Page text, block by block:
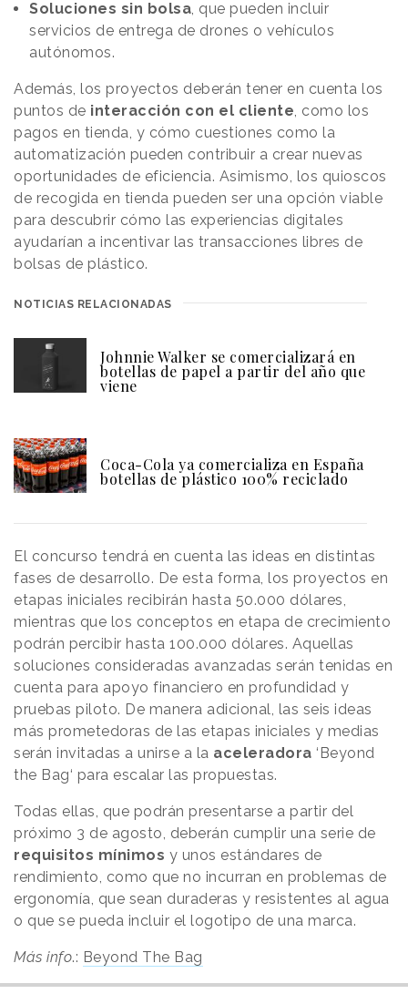
Soluciones sin bolsa, que pueden incluir
servicios de entrega de drones o vehículos
autónomos.
Además, los proyectos deberán tener en cuenta los
puntos de interacción con el cliente, como los
pagos en tienda, y cómo cuestiones como la
automatización pueden contribuir a crear nuevas
oportunidades de eficiencia. Asimismo, los quioscos
de recogida en tienda pueden ser una opción viable
para descubrir cómo las experiencias digitales
ayudarían a incentivar las transacciones libres de
bolsas de plástico.
NOTICIAS RELACIONADAS
Johnnie Walker se comercializará en
botellas de papel a partir del año que
viene
Coca-Cola ya comercializa en España
botellas de plástico 100% reciclado
El concurso tendrá en cuenta las ideas en distintas
fases de desarrollo. De esta forma, los proyectos en
etapas iniciales recibirán hasta 50.000 dólares,
mientras que los conceptos en etapa de crecimiento
podrán percibir hasta 100.000 dólares. Aquellas
soluciones consideradas avanzadas serán tenidas en
cuenta para apoyo financiero en profundidad y
pruebas piloto. De manera adicional, las seis ideas
más prometedoras de las etapas iniciales y medias
serán invitadas a unirse a la aceleradora ‘Beyond
the Bag‘ para escalar las propuestas.
Todas ellas, que podrán presentarse a partir del
próximo 3 de agosto, deberán cumplir una serie de
requisitos mínimos y unos estándares de
rendimiento, como que no incurran en problemas de
ergonomía, que sean duraderas y resistentes al agua
o que se pueda incluir el logotipo de una marca.
Más info.: Beyond The Bag